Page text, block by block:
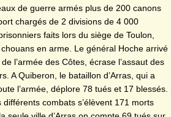
de guerre armés plus de 200 canons
chargés de 2 divisions de 4 000
faits lors du siège de Toulon,
en arme. Le général Hoche arrivé
l’armée des Côtes, écrase l’assaut des
A Quiberon, le bataillon d’Arras, qui a
l’armée, déplore 78 tués et 17 blessés.
combats s’élèvent 171 morts